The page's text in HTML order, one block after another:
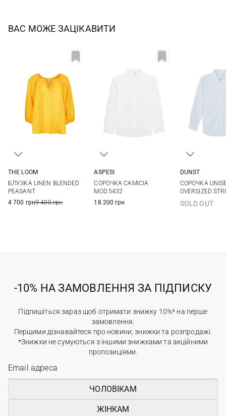
ВАС МОЖЕ ЗАЦІКАВИТИ
THE LOOM
БЛУЗКА LINEN BLENDED
PEASANT
4 700 грн9 400 грн
ASPESI
СОРОЧКА CAMICIA
MOD.5432
18 200 грн
DUNST
СОРОЧКА
OVERSIZED
SOLD OUT
-10% НА ЗАМОВЛЕННЯ ЗА ПІДПИСКУ
Підпишіться зараз щоб отримати знижку 10%* на перше
замовлення.
Першими дізнавайтеся про новини, знижки та розпродажі.
*Знижки не сумуються з іншими знижками та акційними
пропозиціями.
ЧОЛОВІКАМ
ЖІНКАМ